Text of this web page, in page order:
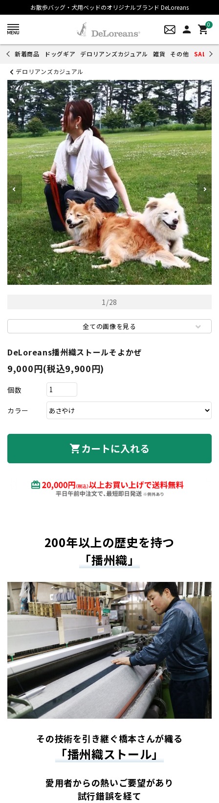
お散歩バッグ・犬用ベッドのオリジナルブランド DeLoreans
person 0
shopping_cart
新着商品 ドッグギア デロリアンズカジュアル 雑貨 その他 SALE
デロリアンズカジュアル
1/28
全ての画像を見る
DeLoreans播州織ストールそよかぜ
9,000円(税込9,900円)
個数
カラー
shopping_cart カートに入れる
200年以上の歴史を持つ
「播州織」
その技術を引き継ぐ橋本さんが織る
「播州織ストール」
愛用者からの熱いご要望があり
試行錯誤を経て